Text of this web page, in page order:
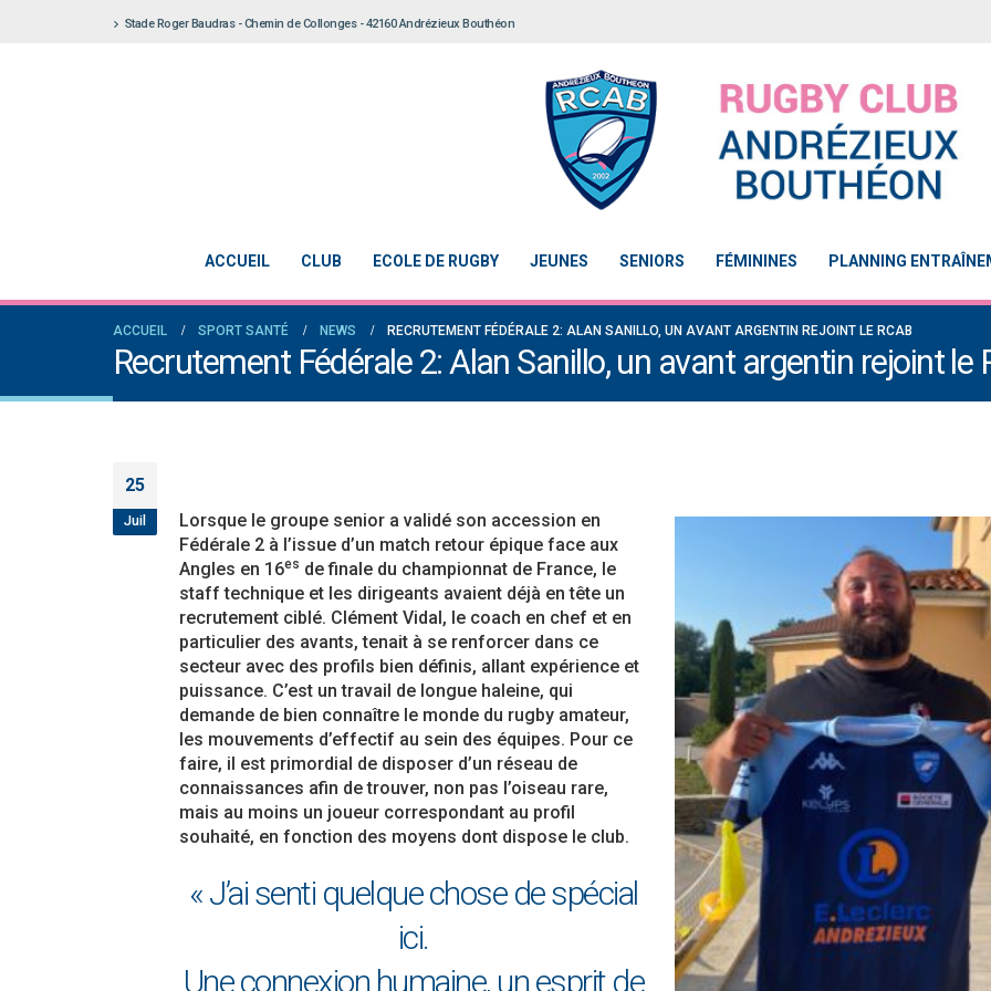
Stade Roger Baudras - Chemin de Collonges - 42160 Andrézieux Bouthéon
ACCUEIL CLUB ECOLE DE RUGBY JEUNES SENIORS FÉMININES PLANNING
ACCUEIL SPORT SANTÉ NEWS RECRUTEMENT FÉDÉRALE 2: ALAN SANILLO, UN AVANT ARGENTIN REJOINT LE RCAB
Recrutement Fédérale 2: Alan Sanillo, un avant argentin rejoint le
25
Juil
Lorsque le groupe senior a validé son accession en
Fédérale 2 à l’issue d’un match retour épique face aux
Angles en 16es de finale du championnat de France, le
staff technique et les dirigeants avaient déjà en tête un
recrutement ciblé. Clément Vidal, le coach en chef et en
particulier des avants, tenait à se renforcer dans ce
secteur avec des profils bien définis, allant expérience et
puissance. C’est un travail de longue haleine, qui
demande de bien connaître le monde du rugby amateur,
les mouvements d’effectif au sein des équipes. Pour ce
faire, il est primordial de disposer d’un réseau de
connaissances afin de trouver, non pas l’oiseau rare,
mais au moins un joueur correspondant au profil
souhaité, en fonction des moyens dont dispose le club.
« J’ai senti quelque chose de spécial
ici.
Une connexion humaine, un esprit de
18 juillet 2026
Les adversaires en Fédérale 2 et Fédérale B: de
vieilles connaissances et un nouveau venu
6 juillet 2026
Groupe senior: tout un programme de
préparation pour être prêt le 13 septembre!
18 juin 2026
champions!
1 juin 2026
Bilan des seniors garçons par Philippe
Buffevant dans Le Progrès
6 mai 2026
Fédérale 2 et Fédérale B: finir sur une bonne
note en priorité
25 avril 2026
Les adversaires en Fédérale 2
vieilles connaissances et un
6 juillet 2026
Groupe senior: tout un
préparation pour être prêt le 13
18 juin 2026